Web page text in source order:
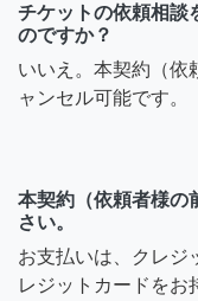
チケットの依頼相談
のですか？
いいえ。本契約（依
ャンセル可能です。
本契約（依頼者様の
さい。
お支払いは、クレジ
レジットカードをお